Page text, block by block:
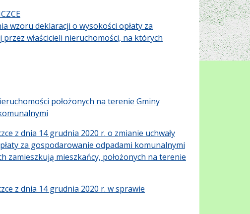
wzoru deklaracji o wysokości opłaty za
właścicieli nieruchomości, na których
położonych na terenie Gminy
z dnia 14 grudnia 2020 r. o zmianie uchwały
za gospodarowanie odpadami komunalnymi
zamieszkują mieszkańcy, położonych na terenie
z dnia 14 grudnia 2020 r. w sprawie